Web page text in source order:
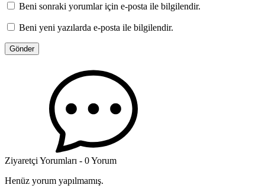
Beni sonraki yorumlar için e-posta ile bilgilendir.
Beni yeni yazılarda e-posta ile bilgilendir.
Ziyaretçi Yorumları - 0 Yorum
Henüz yorum yapılmamış.